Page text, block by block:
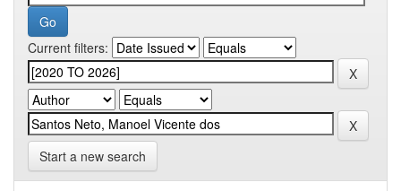
Current filters:
Start a new search